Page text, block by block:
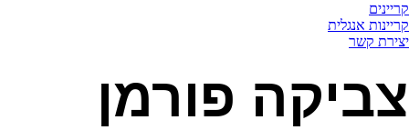
קריינים
קריינות אנגלית
יצירת קשר
צביקה פורמן